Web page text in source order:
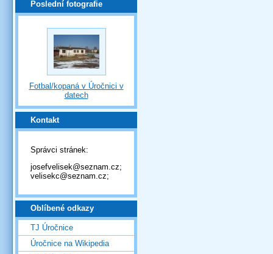
Poslední fotografie
Fotbal/kopaná v Úročnici v
datech
Kontakt
Správci stránek:
josefvelisek@seznam.cz;
velisekc@seznam.cz;
Oblíbené odkazy
TJ Úročnice
Úročnice na Wikipedia